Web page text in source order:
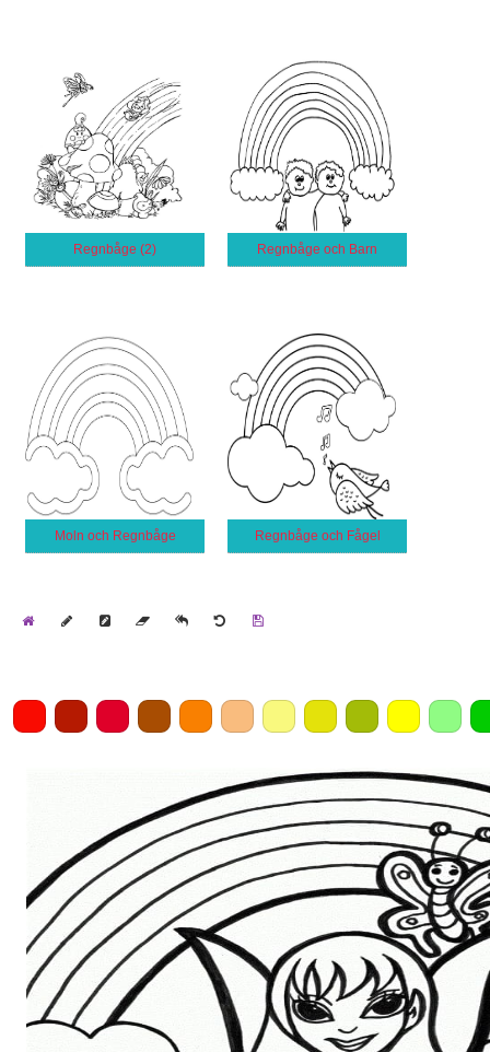
Regnbåge (2) Regnbåge och Barn
Moln och Regnbåge Regnbåge och Fågel